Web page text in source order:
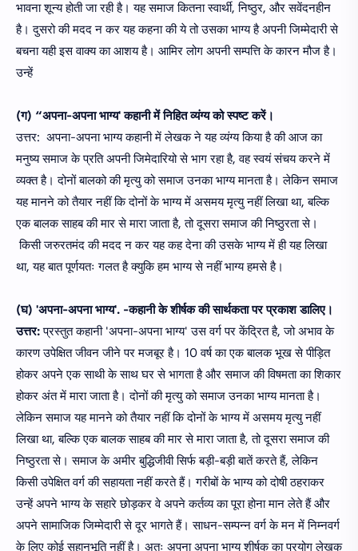
भावना शून्य होती जा रही है। यह समाज कितना स्वार्थी, निष्ठुर, और सवेंदनहीन
है। दुसरो की मदद न कर यह कहना की ये तो उसका भाग्य है अपनी जिम्मेदारी से
बचना यही इस वाक्य का आशय है। आमिर लोग अपनी सम्पत्ति के कारन मौज है।
उन्हें
(ग) “अपना-अपना भाग्य' कहानी में निहित व्यंग्य को स्पष्ट करें।
उत्तर: अपना-अपना भाग्य कहानी में लेखक ने यह व्यंग्य किया है की आज का
मनुष्य समाज के प्रति अपनी जिमेदारियो से भाग रहा है, वह स्वयं संचय करने में
व्यक्त है। दोनों बालको की मृत्यु को समाज उनका भाग्य मानता है। लेकिन समाज
यह मानने को तैयार नहीं कि दोनों के भाग्य में असमय मृत्यु नहीं लिखा था, बल्कि
एक बालक साहब की मार से मारा जाता है, तो दूसरा समाज की निष्ठुरता से।
किसी जरुरतमंद की मदद न कर यह कह देना की उसके भाग्य में ही यह लिखा
था, यह बात पूर्णयतः गलत है क्युकि हम भाग्य से नहीं भाग्य हमसे है।
(घ) 'अपना-अपना भाग्य'. -कहानी के शीर्षक की सार्थकता पर प्रकाश डालिए।
उत्तर:प्रस्तुत कहानी 'अपना-अपना भाग्य' उस वर्ग पर केंद्रित है, जो अभाव के
कारण उपेक्षित जीवन जीने पर मजबूर है। 10 वर्ष का एक बालक भूख से पीड़ित
होकर अपने एक साथी के साथ घर से भागता है और समाज की विषमता का शिकार
होकर अंत में मारा जाता है। दोनों की मृत्यु को समाज उनका भाग्य मानता है।
लेकिन समाज यह मानने को तैयार नहीं कि दोनों के भाग्य में असमय मृत्यु नहीं
लिखा था, बल्कि एक बालक साहब की मार से मारा जाता है, तो दूसरा समाज की
निष्ठुरता से। समाज के अमीर बुद्धिजीवी सिर्फ बड़ी-बड़ी बातें करते हैं, लेकिन
किसी उपेक्षित वर्ग की सहायता नहीं करते हैं। गरीबों के भाग्य को दोषी ठहराकर
उन्हें अपने भाग्य के सहारे छोड़कर वे अपने कर्तव्य का पूरा होना मान लेते हैं और
अपने सामाजिक जिम्मेदारी से दूर भागते हैं। साधन-सम्पन्न वर्ग के मन में निम्नवर्ग
के लिए कोई सहानुभूति नहीं है। अतः अपना अपना भाग्य शीर्षक का प्रयोग लेखक